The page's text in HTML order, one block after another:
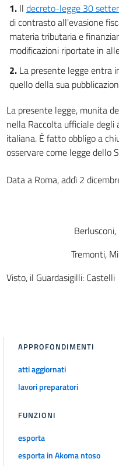
1. Il decreto-legge 30
di contrasto all'evasione
materia tributaria e
modificazioni riportate in
2. La presente legge entra
quello della sua
La presente legge, munita
nella Raccolta ufficiale
italiana. È fatto obbligo a
osservare come legge dello
Data a Roma, addì 2
Tremonti,
Visto, il Guardasigilli: Castelli
APPROFONDIMENTI
atti aggiornati
lavori preparatori
FUNZIONI
esporta
esporta in Akoma ntoso